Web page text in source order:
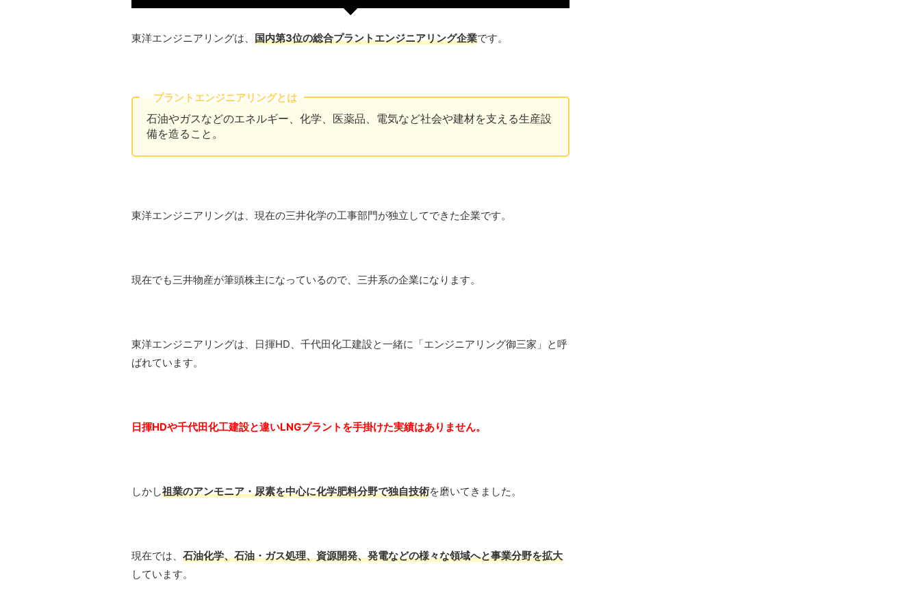
東洋エンジニアリングは、 国内第3位の総合プラントエンジニアリング企業です。
プラントエンジニアリングとは
石油やガスなどのエネルギー、化学、医薬品、電気など社会や建材を支える生産設
備を造ること。
東洋エンジニアリングは、現在の三井化学の工事部門が独立してできた企業です。
現在でも三井物産が筆頭株主になっているので、三井系の企業になります。
東洋エンジニアリングは、日揮HD、千代田化工建設と一緒に「エンジニアリング御三家」と呼
ばれています。
日揮HDや千代田化工建設と違いLNGプラントを手掛けた実績はありません。
しかし祖業のアンモニア・尿素を中心に化学肥料分野で独自技術を磨いてきました。
現在では、 石油化学、石油・ガス処理、資源開発、発電などの様々な領域へと事業分野を拡大
しています。